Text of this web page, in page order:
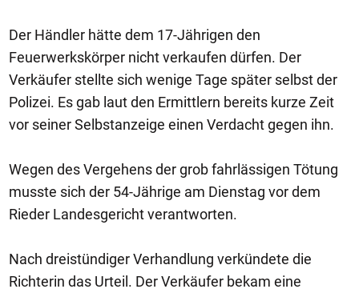
Der Händler hätte dem 17-Jährigen den
Feuerwerkskörper nicht verkaufen dürfen. Der
Verkäufer stellte sich wenige Tage später selbst der
Polizei. Es gab laut den Ermittlern bereits kurze Zeit
vor seiner Selbstanzeige einen Verdacht gegen ihn.
Wegen des Vergehens der grob fahrlässigen Tötung
musste sich der 54-Jährige am Dienstag vor dem
Rieder Landesgericht verantworten.
Nach dreistündiger Verhandlung verkündete die
Richterin das Urteil. Der Verkäufer bekam eine